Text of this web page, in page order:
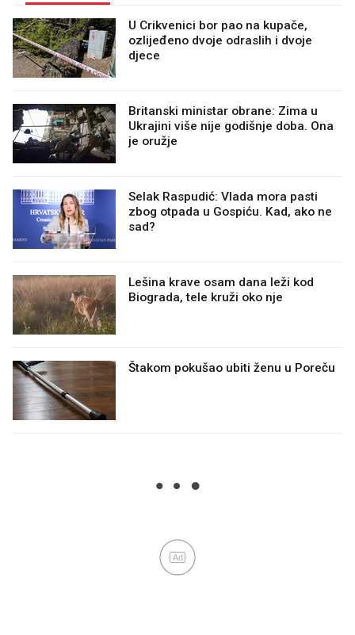
U Crikvenici bor pao na kupače,
ozlijeđeno dvoje odraslih i dvoje
djece
Britanski ministar obrane: Zima u
Ukrajini više nije godišnje doba. Ona
je oružje
Selak Raspudić: Vlada mora pasti
zbog otpada u Gospiću. Kad, ako ne
sad?
Lešina krave osam dana leži kod
Biograda, tele kruži oko nje
Štakom pokušao ubiti ženu u Poreču
Ad